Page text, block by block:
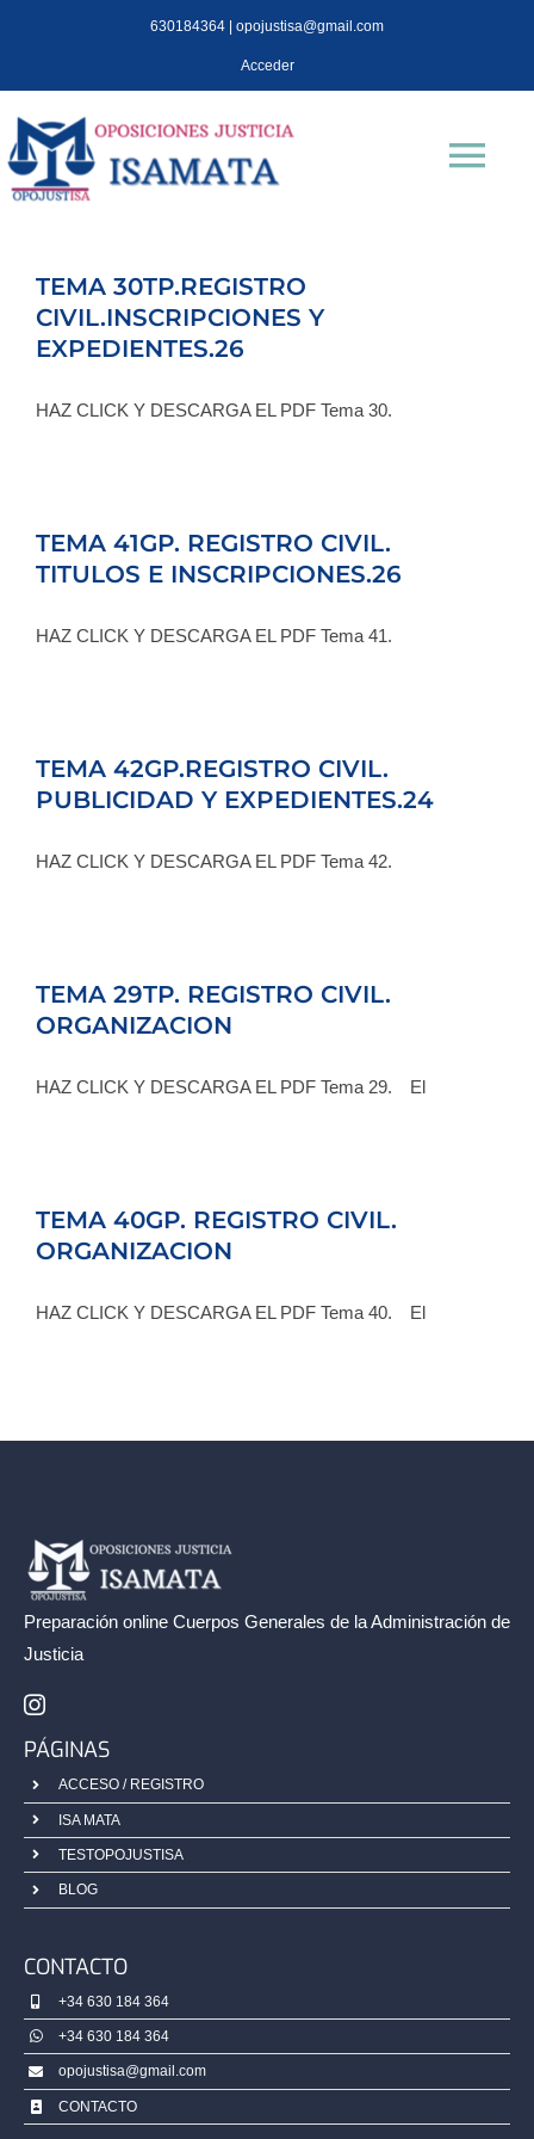
630184364 | opojustisa@gmail.com
Acceder
Oposiciones
TEST OPOJUSTISA
Blog
Contacto
TEMA 30TP.REGISTRO
CIVIL.INSCRIPCIONES Y
EXPEDIENTES.26
HAZ CLICK Y DESCARGA EL PDF Tema 30.
TEMA 41GP. REGISTRO CIVIL.
TITULOS E INSCRIPCIONES.26
HAZ CLICK Y DESCARGA EL PDF Tema 41.
TEMA 42GP.REGISTRO CIVIL.
PUBLICIDAD Y EXPEDIENTES.24
HAZ CLICK Y DESCARGA EL PDF Tema 42.
TEMA 29TP. REGISTRO CIVIL.
ORGANIZACION
HAZ CLICK Y DESCARGA EL PDF Tema 29. El
TEMA 40GP. REGISTRO CIVIL.
ORGANIZACION
HAZ CLICK Y DESCARGA EL PDF Tema 40. El
Preparación online Cuerpos Generales de laAdministración de
Justicia
PÁGINAS
ACCESO / REGISTRO
ISA MATA
TESTOPOJUSTISA
BLOG
CONTACTO
+34 630 184 364
+34 630 184 364
opojustisa@gmail.com
CONTACTO